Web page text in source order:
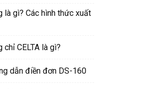
là gì? Các hình thức xuất
chỉ CELTA là gì?
dẫn điền đơn DS-160